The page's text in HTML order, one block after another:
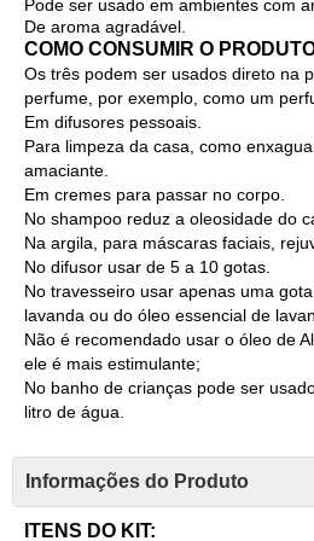
Pode ser usado em ambientes com
De aroma agradável.
COMO CONSUMIR O
Os três podem ser usados direto na
perfume, por exemplo, como um
Em difusores pessoais.
Para limpeza da casa, como
amaciante.
Em cremes para passar no corpo.
No shampoo reduz a oleosidade do
Na argila, para máscaras faciais,
No difusor usar de 5 a 10 gotas.
No travesseiro usar apenas uma
lavanda ou do óleo essencial de
Não é recomendado usar o óleo de
ele é mais estimulante;
No banho de crianças pode ser
litro de água.
Informações do Produto
ITENS DO KIT: